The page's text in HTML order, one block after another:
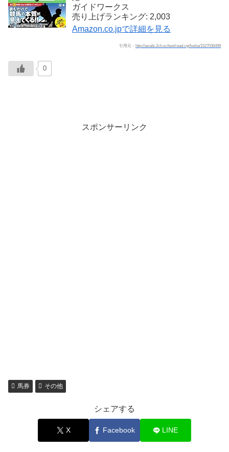
ガイドワークス
売り上げランキング: 2,003
Amazon.co.jpで詳細を見る
引用元： http://awabi.2ch.sc/test/read.cgi/keiba/1527036499
0
スポンサーリンク
馬券 その他
シェアする
X Facebook LINE